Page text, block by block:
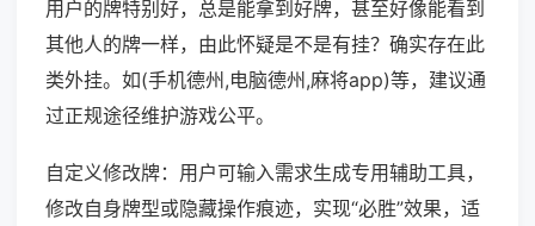
用户的牌特别好，总是能拿到好牌，甚至好像能看到
其他人的牌一样，由此怀疑是不是有挂？确实存在此
类外挂。如(手机德州,电脑德州,麻将app)等，建议通
过正规途径维护游戏公平。
自定义修改牌：用户可输入需求生成专用辅助工具，
修改自身牌型或隐藏操作痕迹，实现“必胜”效果，适